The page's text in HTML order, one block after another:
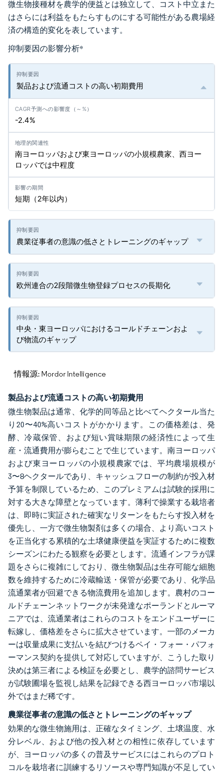
微生物接種材を農学的便益とは独立して、コスト中立また
はさらには利益をもたらすものにする可能性がある農場経
済の構造的変化を表しています。
抑制要因の影響分析*
製品および流通コストの高い初期費用
-2.4%
南ヨーロッパおよび東ヨーロッパの小規模農家、西ヨー
ロッパでは中程度
短期（2年以内）
農業従事者の意識の低さとトレーニングのギャップ
欧州連合の2段階微生物登録プロセスの長期化
中央・東ヨーロッパにおけるコールドチェーンおよ
び物流のギャップ
情報源: Mordor Intelligence
製品および流通コストの高い初期費用
微生物製品は通常、化学的同等品と比べてヘクタール当た
り20〜40%高いコストがかかります。この価格差は、発
酵、冷蔵保管、および短い賞味期限の経済性によって生
産・流通費用が膨らむことで生じています。南ヨーロッパ
および東ヨーロッパの小規模農家では、平均農場規模が
3〜8ヘクタールであり、キャッシュフローの制約が投入材
予算を制限しているため、このプレミアムは試験的採用に
対する大きな障壁となっています。薄利で操業する栽培者
は、即時に実証された確実なリターンをもたらす投入材を
優先し、一方で微生物製剤は多くの場合、より高いコスト
を正当化する累積的な土壌健康便益を実証するために複数
シーズンにわたる観察を必要とします。流通インフラが課
題をさらに複雑にしており、微生物製品は生存可能な細胞
数を維持するために冷蔵輸送・保管が必要であり、化学品
流通業者が回避できる物流費用を追加します。農村のコー
ルドチェーンネットワークが未発達なポーランドとルーマ
ニアでは、流通業者はこれらのコストをエンドユーザーに
転嫁し、価格差をさらに拡大させています。一部のメーカ
ーは収量成果に支払いを結びつけるペイ・フォー・パフォ
ーマンス契約を提供して対応していますが、こうした取り
決めは第三者による検証を必要とし、農学的諮問サービス
が試験圃場を監視し結果を記録できる西ヨーロッパ市場以
外ではまだ稀です。
農業従事者の意識の低さとトレーニングのギャップ
効果的な微生物施用は、正確なタイミング、土壌温度、水
分レベル、および他の投入材との相性に依存しています
が、ヨーロッパの多くの普及サービスにはこれらのプロト
コルを栽培者に訓練するリソースや専門知識が不足してい